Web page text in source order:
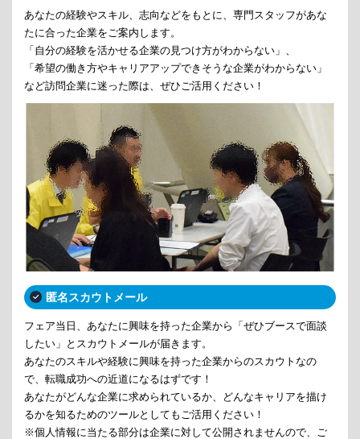
あなたの経験やスキル、志向などをもとに、専門スタッフがあな
たに合った企業をご案内します。
「自分の経験を活かせる企業の見つけ方がわからない」、
「希望の働き方やキャリアアップできそうな企業がわからない」
など訪問企業に迷った際は、ぜひご活用ください！
匿名スカウトメール
フェア当日、あなたに興味を持った企業から「ぜひブースで面談
したい」とスカウトメールが届きます。
あなたのスキルや経験に興味を持った企業からのスカウトなの
で、転職成功への近道になるはずです！
あなたがどんな企業に求められているか、どんなキャリアを描け
るかを知るためのツールとしてもご活用ください！
※個人情報に当たる部分は企業に対して公開されませんので、ご